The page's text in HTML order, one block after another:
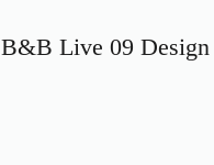
B&B Live 09 Design